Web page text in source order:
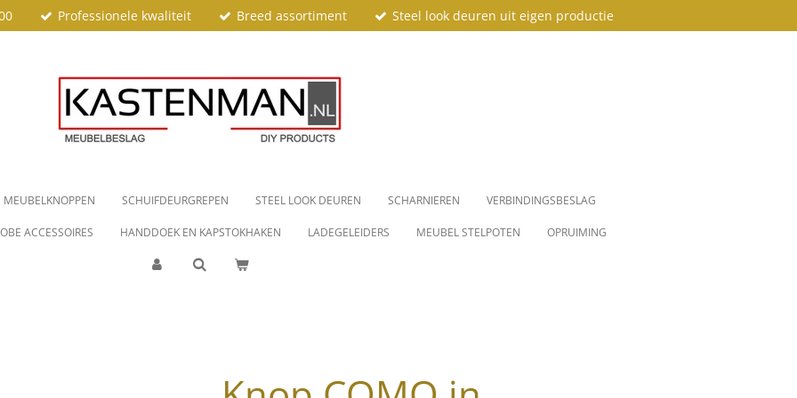
Professionele kwaliteit Breed assortiment Steel look deuren uit eigen productie
MEUBELKNOPPEN SCHUIFDEURGREPEN STEEL LOOK DEUREN SCHARNIEREN VERBINDINGSBESLAG
ACCESSOIRES HANDDOEK EN KAPSTOKHAKEN LADEGELEIDERS MEUBEL STELPOTEN OPRUIMING